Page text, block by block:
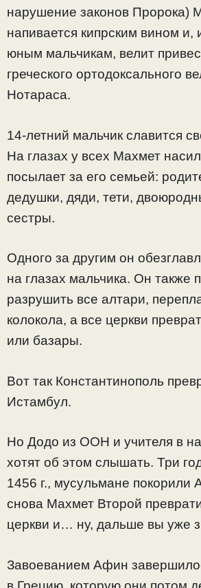
нарушение законов Пророка)
напивается кипрским вином и,
юным мальчикам, велит
греческого ортодоксального
Нотараса.
14-летний мальчик славится
На глазах у всех Махмет
посылает за его семьей:
дедушки, дяди, тети,
сестры.
Одного за другим он
на глазах мальчика. Он также
разрушить все алтари,
колокола, а все церкви
или базары.
Вот так Константинополь
Истамбул.
Но Додо из ООН и учителя в
хотят об этом слышать. Три
1456 г., мусульмане покорили
снова Махмет Второй
церкви и… ну, дальше вы уже
Завоеванием Афин